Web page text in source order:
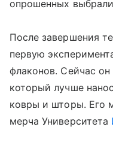
опрошенных
После завершения
первую
флаконов. Сейчас
который лучше
ковры и шторы. Его
мерча Университета